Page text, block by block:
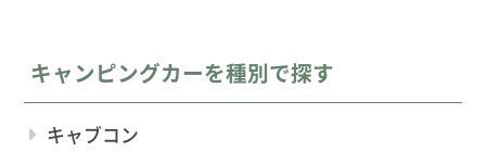
キャンピングカーを種別で探す
キャブコン